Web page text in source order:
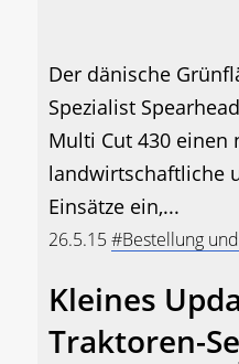
Der dänische
Spezialist
Multi Cut 430 einen
landwirtschaftliche
Einsätze ein,...
26.5.15#Bestellung
Kleines
Traktoren-